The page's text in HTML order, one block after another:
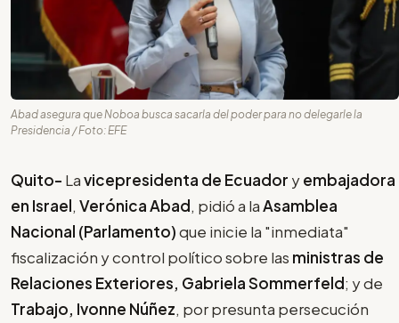
Abad asegura que Noboa busca sacarla del poder para no delegarle la
Presidencia / Foto: EFE
Quito- Lavicepresidenta de Ecuador yembajadora
en Israel, Verónica Abad, pidió a laAsamblea
Nacional (Parlamento)que inicie la "inmediata"
fiscalización y control político sobre las ministras de
Relaciones Exteriores, Gabriela Sommerfeld; y de
Trabajo, Ivonne Núñez, por presunta persecución